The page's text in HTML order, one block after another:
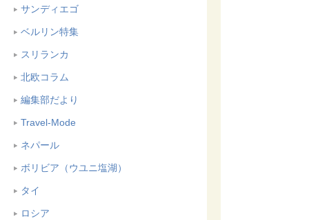
サンディエゴ
ベルリン特集
スリランカ
北欧コラム
編集部だより
Travel-Mode
ネパール
ボリビア（ウユニ塩湖）
タイ
ロシア